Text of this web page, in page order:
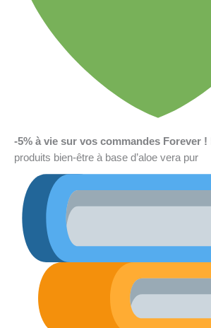
-5% à vie sur vos commandes Forever !
produits bien-être à base d’aloe vera pur